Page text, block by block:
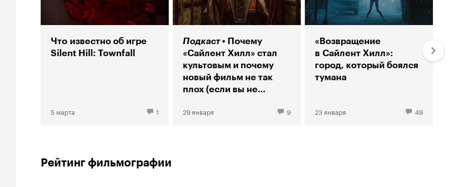
Что известно об игре
Silent Hill: Townfall
5 марта 1
Подкаст
Почему
«Сайлент Хилл» стал
культовым и почему
новый фильм не так
плох (если вы не
29 января 9
«Возвращение
в Сайлент Хилл»:
город, который боялся
тумана
23 января 49
Рейтинг фильмографии